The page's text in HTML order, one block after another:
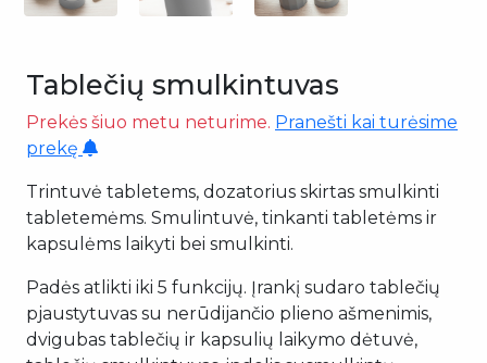
Tablečių smulkintuvas
Prekės šiuo metu neturime. Pranešti kai turėsime
prekę
Trintuvė tabletems, dozatorius skirtas smulkinti
tabletemėms. Smulintuvė, tinkanti tabletėms ir
kapsulėms laikyti bei smulkinti.
Padės atlikti iki 5 funkcijų. Įrankį sudaro tablečių
pjaustytuvas su nerūdijančio plieno ašmenimis,
dvigubas tablečių ir kapsulių laikymo dėtuvė,